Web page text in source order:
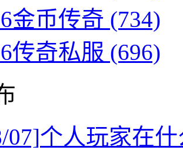
金币传奇 (734)
传奇私服 (696)
07]个人玩家在